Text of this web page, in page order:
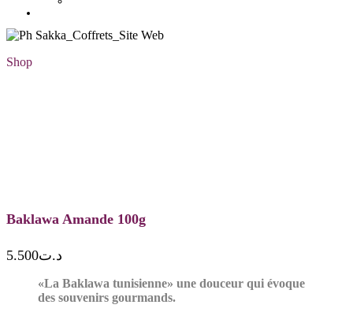
Shop
Baklawa Amande 100g
د.ت5.500
«La Baklawa tunisienne» une douceur qui évoque
des souvenirs gourmands.